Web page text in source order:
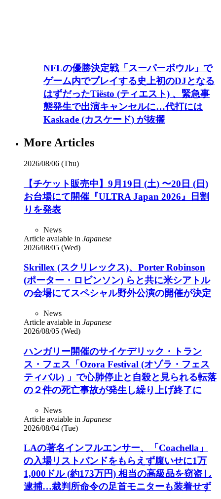
NFLの優勝決定戦「スーパーボウル」で
ゲーム内でプレイする史上初のDJとなる
はずだったTiësto (ティエスト) 、緊急事
態発生で出演キャンセルに…代打には
Kaskade (カスケード) が抜擢
More Articles
2026/08/06 (Thu)
【チケット販売中】9月19日 (土) 〜20日 (日)
お台場にて開催『ULTRA Japan 2026』日割
りを発表
News
Article avaiable in Japanese
2026/08/05 (Wed)
Skrillex (スクリレックス)、Porter Robinson
(ポーター・ロビンソン) らと共に米シアトル
の会場にてスペシャル野外公演の開催が決定
News
Article avaiable in Japanese
2026/08/05 (Wed)
ハンガリー開催のサイケデリック・トラン
ス・フェス「Ozora Festival (オゾラ・フェス
ティバル) 」で心肺停止と自殺と見られる転落
の２件の死亡事故が発生し繰り上げ終了に
News
Article avaiable in Japanese
2026/08/04 (Tue)
LAの著名インフルエンサー、「Coachella」
の入場リストバンドをもらえず腹いせに1万
1,000ドル (約173万円) 相当の高級品を窃盗し
逮捕…裁判所命令の足首モニターも装着せず